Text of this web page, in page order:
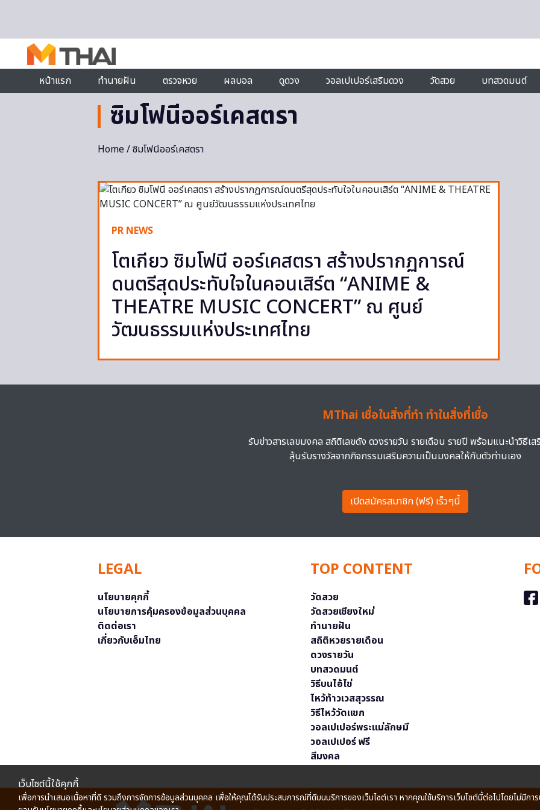
หน้าแรก
ทำนายฝัน ตรวจหวย ผลบอล ดูดวง วอลเปเปอร์เสริมดวง วัดสวย บทสวดมนต์
ซิมโฟนีออร์เคสตรา
Home/ ซิมโฟนีออร์เคสตรา
PR NEWS
โตเกียว ซิมโฟนี ออร์เคสตรา สร้างปรากฏการณ์
ดนตรีสุดประทับใจในคอนเสิร์ต “ANIME &
THEATRE MUSIC CONCERT” ณ ศูนย์
วัฒนธรรมแห่งประเทศไทย
MThai เชื่อในสิ่งที่ทำ ทำในสิ่งที่เชื่อ
รับข่าวสารเลขมงคล สถิติเลขดัง ดวงรายวัน รายเดือน รายปี พร้อมแนะนำวิธีเส
ลุ้นรับรางวัลจากกิจกรรมเสริมความเป็นมงคลให้กับตัวท่านเอง
เปิดสมัครสมาชิก (ฟรี) เร็วๆนี้
LEGAL
นโยบายคุกกี้
นโยบายการคุ้มครองข้อมูลส่วนบุคคล
ติดต่อเรา
เกี่ยวกับเอ็มไทย
TOP CONTENT
วัดสวย
วัดสวยเชียงใหม่
ทำนายฝัน
สถิติหวยรายเดือน
ดวงรายวัน
บทสวดมนต์
วิธีบนไอ้ไข่
ไหว้ท้าวเวสสุวรรณ
วิธีไหว้วัดแขก
วอลเปเปอร์พระแม่ลักษมี
วอลเปเปอร์ ฟรี
สีมงคล
เว็บไซต์นี้ใช้คุกกี้
เพื่อการนำเสนอเนื้อหาที่ดี รวมถึงการจัดการข้อมูลส่วนบุคคล เพื่อให้คุณได้รับประสบการณ์ที่ดีบนบริการของเว็บไซต์เรา หากคุณใช้บริการเว็บไซต์นี้ต่อไปโดยไม่มีก